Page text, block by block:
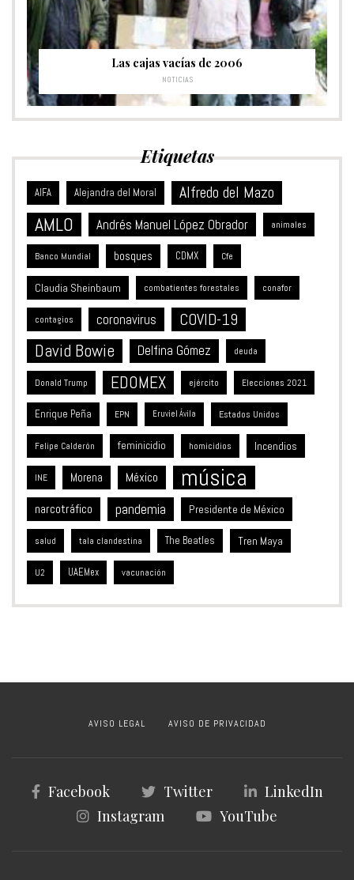
Las cajas vacías de 2006
NOTICIAS
Etiquetas
AIFA Alejandra del Moral Alfredo del Mazo
AMLO Andrés Manuel López Obrador animales
Banco Mundial bosques CDMX Cfe
Claudia Sheinbaum combatientes forestales conafor
contagios coronavirus COVID-19
David Bowie Delfina Gómez deuda
Donald Trump EDOMEX ejército Elecciones 2021
Enrique Peña EPN Eruviel Ávila Estados Unidos
Felipe Calderón feminicidio homicidios Incendios
INE Morena México música
narcotráfico pandemia Presidente de México
salud tala clandestina The Beatles Tren Maya
U2 UAEMex vacunación
AVISO LEGAL AVISO DE PRIVACIDAD
Facebook Twitter
LinkedIn
Instagram
YouTube